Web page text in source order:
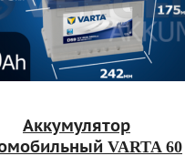
Аккумулятор
VARTA 60